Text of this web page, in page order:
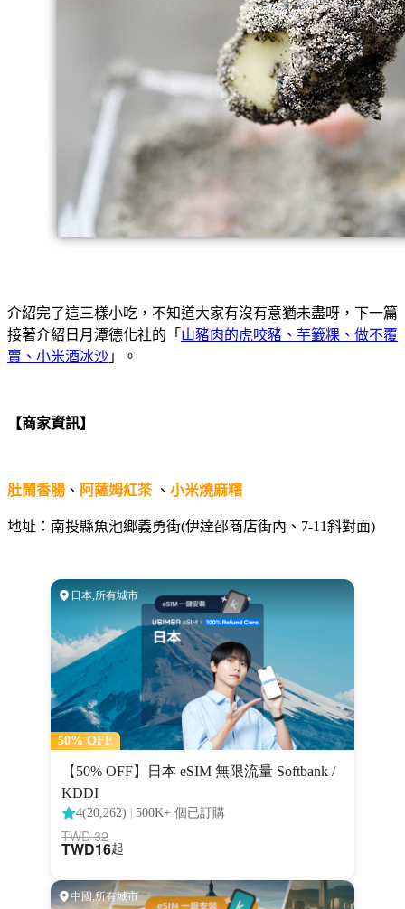
介紹完了這三樣小吃，不知道大家有沒有意猶未盡呀，下一篇
接著介紹日月潭德化社的「 山豬肉的虎咬豬、芋籤粿、做不覆
賣、小米酒冰沙 」。
【商家資訊】
肚鬧香腸 、 阿薩姆紅茶、 小米燒麻糬
地址：南投縣魚池鄉義勇街(伊達邵商店街內、7-11斜對面)